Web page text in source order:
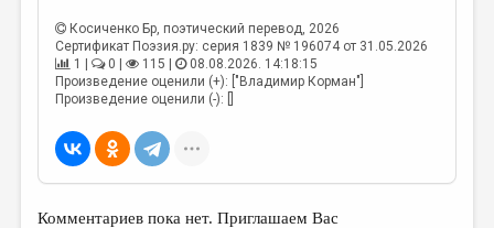
Косиченко Бр, поэтический перевод, 2026
Сертификат Поэзия.ру: серия 1839 № 196074 от 31.05.2026
1 |
0 | 115 |
08.08.2026. 14:18:15
Произведение оценили (+): ["Владимир Корман"]
Произведение оценили (-): []
Комментариев пока нет. Приглашаем Вас